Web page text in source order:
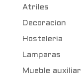
Atriles
Decoracion
Hosteleria
Lamparas
Mueble auxiliar